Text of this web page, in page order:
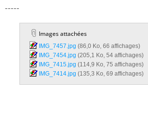
-----
Images attachées
IMG_7457.jpg‎ (86,0 Ko, 66 affichages)
IMG_7454.jpg‎ (205,1 Ko, 54 affichages)
IMG_7415.jpg‎ (114,9 Ko, 75 affichages)
IMG_7414.jpg‎ (135,3 Ko, 69 affichages)